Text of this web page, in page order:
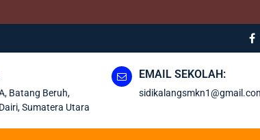
EMAIL SEKOLAH:
Batang Beruh,
Sumatera Utara